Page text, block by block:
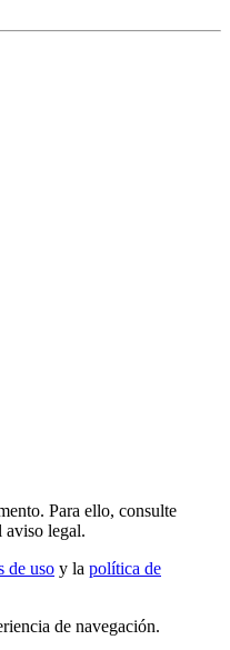
Para ello, consulte
aviso legal.
de uso y la política de
de navegación.